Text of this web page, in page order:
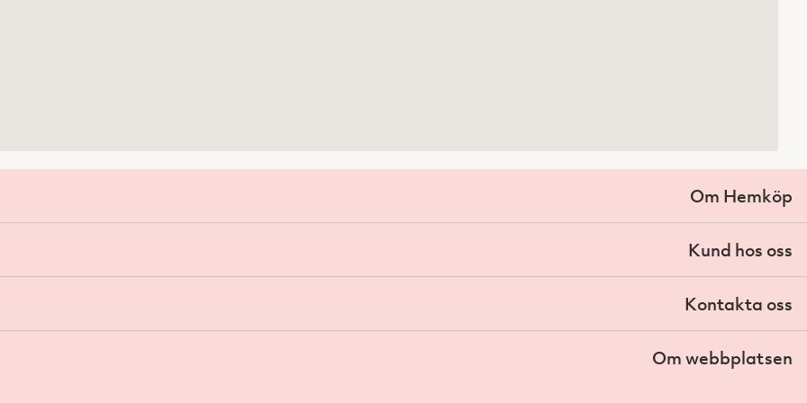
Om Hemköp
Kund hos oss
Kontakta oss
Om webbplatsen